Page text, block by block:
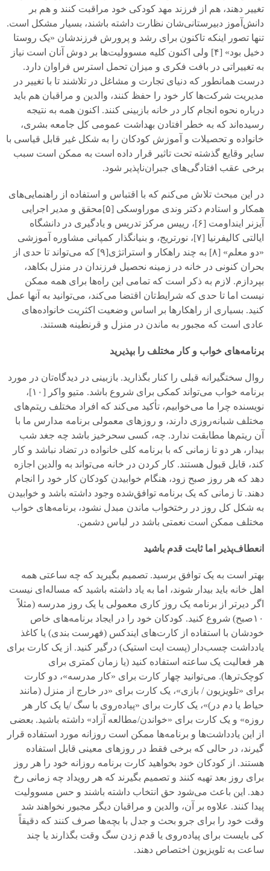
تغییر دهند، هم از فرزند مهد کودکی خود مراقبت کنند و هم بر
دانش‌آموز دبیرستانی‌شان نظارت داشته باشند، بسیار مشکل است.
تنها تصور اینکه تاکنون برای رشد و پرورش فرزندشان «یک روستا
دخیل بود» [۴]
ولی اکنون کلیه مسوولیت‌ها بر دوش آنان است نیاز
به تغییراتی در بافت فکری و میزان تحمل استرس فراوان دارد.
درست همانطور که دنیای تجارت و مشاغل در تلاشند تا با تغییر در
مدیریت شرکت‌ها کار خود را حفظ کنند، والدین و مراقبان هم باید
درباره نحوه انجام کار در خانه بازبینی کنند. اکنون همه به نتیجه
رسیده‌اند که به خطر افتادن بهداشت عمومی‌ کل جامعه بشری،
خانواده و تحصیلات و آموزش کودکان را به شکل غیر قابل قیاسی با
سایر وقایع گذشته تحت تاثیر قرار داده است به ممکن است سبب
برخی عقب افتادگی‌های جبران‌ناپذیر شود.
در این مبحث تلاش می‌کنم که با اقتباس و استفاده از راهنمایی‌های
همکار و استادم دکتر وندی موراوسکی [۵] محقق و مدیر اجرایی
آیزنر اینداومت [۶] ، رییس مرکز تدریس و یادگیری در دانشگاه
ایالتی کالیفرنیا [۷] ، نورتریج، و بنیانگذار کمپانی مشاوره آموزشی
«دو معلم» [۸] به چند راهکار و استراتژی[۹] که می‌تواند تا حدی از
بحران کنونی در خانه در زمینه نحصیل فرزندان در منزل بکاهد،
بپردازم. لازم به ذکر است که تمامی‌ این راه‌ها برای همه ممکن
نیست اما تا حدی که شرایط‌تان اقتضا می‌کند، می‌توانید به آنها عمل
کنید. بسیاری از راهکارها بر اساس وضعیت اکثریت خانواده‌های
عادی است که مجبور به ماندن در منزل و قرنطینه هستند.
برنامه‌های خواب و کار مختلف را بپذیرید
روال سختگیرانه قبلی را کنار بگذارید. بازبینی در دیدگاه‌تان در مورد
برنامه خواب می‌تواند کمکی برای شروع باشد. متیو واکر [۱۰] ،
نویسنده چرا ما می‌خوابیم، تأکید می‌کند که افراد مختلف ریتم‌های
مختلف شبانه‌روزی دارند، و روزهای معمولی برنامه مدارس ما با
آن ریتم‌ها مطابقت ندارد. چه، کسی سحرخیز باشد چه جغد شب
بیدار، هر دو تا زمانی که با برنامه کلی خانواده در تضاد نباشد و کار
کند، قابل قبول هستند. کار کردن در خانه می‌تواند به والدین اجازه
دهد که هر روز صبح زود، هنگام خوابیدن کودکان کار خود را انجام
دهند. تا زمانی که یک برنامه توافق‌شده وجود داشته باشد و خوابیدن
به شکل کل روز در رختخواب ماندن مبدل نشود، برنامه‌های خواب
مختلف ممکن است نعمتی باشد در لباس دشمن.
انعطاف‌پذیر اما ثابت قدم باشید
بهتر است به یک توافق برسید. تصمیم بگیرید که چه ساعتی همه
اهل خانه باید بیدار شوند، اما به یاد داشته باشید که مساله‌ای نیست
اگر دیرتر از برنامه یک روز کاری معمولی یا یک روز مدرسه (مثلاً
۱۰صبح) شروع کنید. کودکان خود را در ایجاد برنامه‌های خاص
خودشان با استفاده از کارت‌های ایندکس (فهرست بندی) یا کاغذ
یادداشت چسب‌دار (پست ایت استیک) درگیر کنید. از یک کارت برای
هر فعالیت یک ساعته استفاده کنید (یا زمان کمتری برای
کوچک‌ترها). می‌توانید چهار کارت برای «کار مدرسه»، دو کارت
برای «تلویزیون / بازی»، یک کارت برای «در خارج از منزل (مانند
حیاط یا دم در)»، یک کارت برای «پیاده‌روی با سگ /یا یک کار هر
روزه» و یک کارت برای «خواندن/مطالعه آزاد» داشته باشید. بعضی
از این یادداشت‌ها و برنامه‌ها ممکن است روزانه مورد استفاده قرار
گیرند، در حالی که برخی فقط در روزهای معینی قابل استفاده
هستند. از کودکان خود بخواهید کارت برنامه روزانه خود را هر روز
برای روز بعد تهیه کنند و تصمیم بگیرند که هر رویداد چه زمانی رخ
دهد. این باعث می‌شود حق انتخاب داشته باشند و حس مسوولیت
پیدا کنند. علاوه بر آن، والدین و مراقبان دیگر مجبور نخواهند شد
وقت خود را برای جرو بحث و جدل با بچه‌ها صرف کنند که دقیقاً
کی بایست برای پیاده‌روی یا قدم زدن سگ وقت بگذارند یا چند
ساعت به تلویزیون اختصاص دهند.